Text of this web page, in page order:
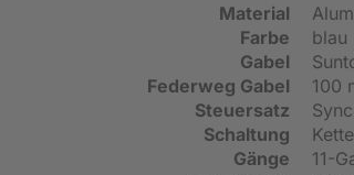
Material
Farbe
blau
Gabel
Federweg Gabel
100
Steuersatz
Schaltung
Gänge
11-